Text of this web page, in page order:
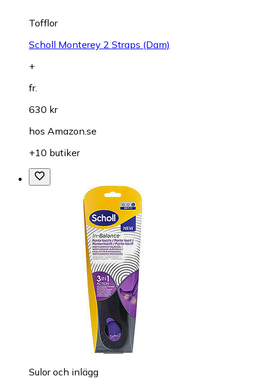
Tofflor
Scholl Monterey 2 Straps (Dam)
+
fr.
630 kr
hos Amazon.se
+10 butiker
Sulor och inlägg